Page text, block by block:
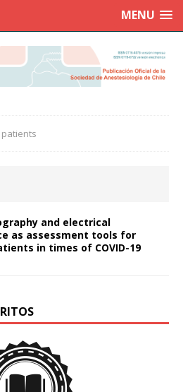
MENU
patients
and electrical
as assessment tools for
in times of COVID-19